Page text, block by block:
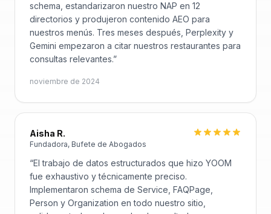
schema, estandarizaron nuestro NAP en 12
directorios y produjeron contenido AEO para
nuestros menús. Tres meses después, Perplexity y
Gemini empezaron a citar nuestros restaurantes para
consultas relevantes.”
noviembre de 2024
Aisha R.
Fundadora, Bufete de Abogados
“El trabajo de datos estructurados que hizo YOOM
fue exhaustivo y técnicamente preciso.
Implementaron schema de Service, FAQPage,
Person y Organization en todo nuestro sitio,